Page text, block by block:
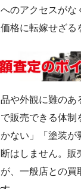
のアクセスがな
格に転嫁せざる
や外観に難のあ
販売できる体制
ない」「塗装が
はしません。販
、一般店との買